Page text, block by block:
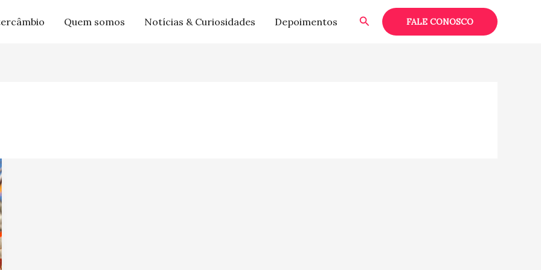
Quem somos Notícias & Curiosidades Depoimentos PesquisarFALE CONOSCO